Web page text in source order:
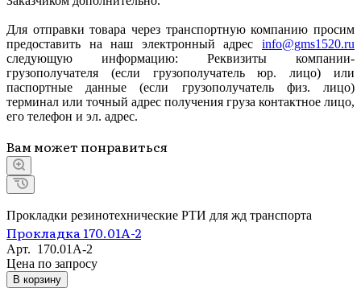
Для отправки товара через транспортную компанию просим
предоставить на наш электронный адрес info@gms1520.ru
следующую информацию: Реквизиты компании-
грузополучателя (если грузополучатель юр. лицо) или
паспортные данные (если грузополучатель физ. лицо)
терминал или точный адрес получения груза контактное лицо,
его телефон и эл. адрес.
Вам может понравиться
Прокладки резинотехнические РТИ для жд транспорта
Прокладка 170.01А-2
Арт. 170.01А-2
Цена по запросу
В корзину